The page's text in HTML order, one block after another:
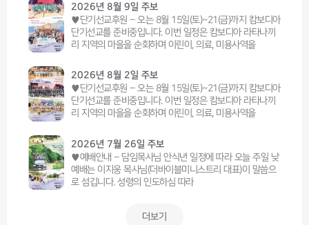
2026년 8월 9일 주보
♥단기선교후원 – 오는 8월 15일(토)~21(금)까지 캄보디아
단기선교를 준비중입니다. 이번 일정은 캄보디아 라타나끼
리 지역의 마을을 순회하며 이린이, 의료, 미용사역을
2026년 8월 2일 주보
♥단기선교후원 – 오는 8월 15일(토)~21(금)까지 캄보디아
단기선교를 준비중입니다. 이번 일정은 캄보디아 라타나끼
리 지역의 마을을 순회하며 이린이, 의료, 미용사역을
2026년 7월 26일 주보
♥예배안내 – 담임목사님 안식년 일정에 따라 오늘 주일 낮
예배는 이지웅 목사님(더바이블미니스트리 대표)이 말씀으
로 섬깁니다. 성령의 인도하심 따라
더보기